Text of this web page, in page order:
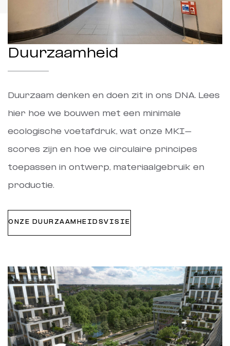
Duurzaamheid
Duurzaam denken en doen zit in ons DNA. Lees
hier hoe we bouwen met een minimale
ecologische voetafdruk, wat onze MKI-
scores zijn en hoe we circulaire principes
toepassen in ontwerp, materiaalgebruik en
productie.
ONZE DUURZAAMHEIDSVISIE